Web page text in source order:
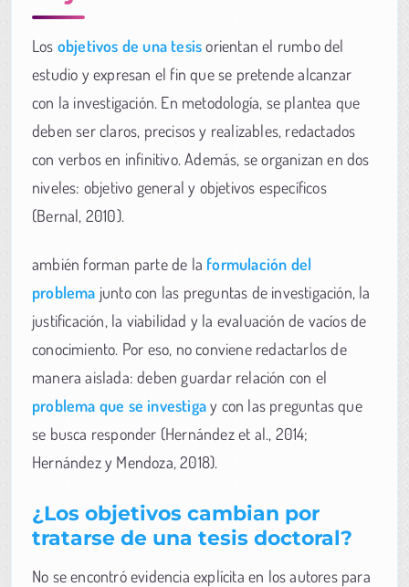
Los objetivos de una tesisorientan el rumbo del
estudio y expresan el fin que se pretende alcanzar
con la investigación. En metodología, se plantea que
deben ser claros, precisos y realizables, redactados
con verbos en infinitivo. Además, se organizan en dos
niveles: objetivo general y objetivos específicos
(Bernal, 2010).
ambién forman parte de la formulación del
problema junto con las preguntas de investigación, la
justificación, la viabilidad y la evaluación de vacíos de
conocimiento. Por eso, no conviene redactarlos de
manera aislada: deben guardar relación con el
problema que se investigay con las preguntas que
se busca responder (Hernández et al., 2014;
Hernández y Mendoza, 2018).
¿Los objetivos cambian por
tratarse de una tesis doctoral?
No se encontró evidencia explícita en los autores para